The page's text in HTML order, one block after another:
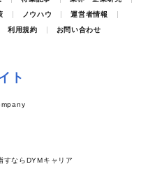
ノウハウ
運営者情報
利用規約 お問い合わせ
ト
すならDYMキャリア